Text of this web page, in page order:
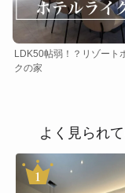
LDK50帖弱！？リゾート
クの家
よく見られ